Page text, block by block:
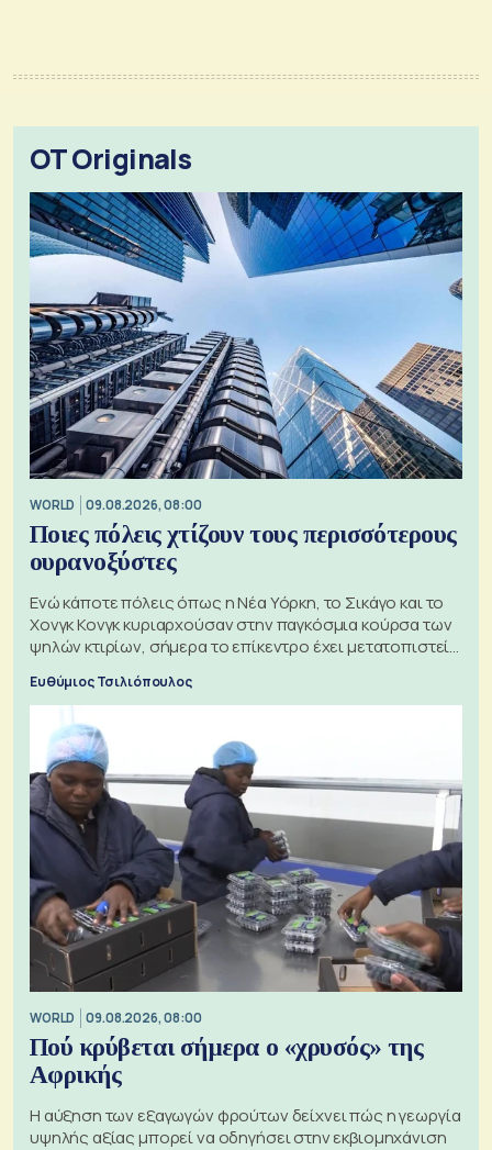
OT Originals
WORLD 09.08.2026, 08:00
Ποιες πόλεις χτίζουν τους περισσότερους
ουρανοξύστες
Ενώ κάποτε πόλεις όπως η Νέα Υόρκη, το Σικάγο και το
Χονγκ Κονγκ κυριαρχούσαν στην παγκόσμια κούρσα των
ψηλών κτιρίων, σήμερα το επίκεντρο έχει μετατοπιστεί
Ευθύμιος Τσιλιόπουλος
WORLD 09.08.2026, 08:00
Πού κρύβεται σήμερα ο «χρυσός» της
Αφρικής
Η αύξηση των εξαγωγών φρούτων δείχνει πώς η γεωργία
υψηλής αξίας μπορεί να οδηγήσει στην εκβιομηχάνιση